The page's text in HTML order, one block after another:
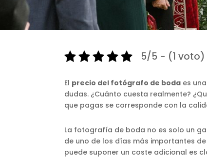
5/5 - (1 voto)
El precio del fotógrafo de boda es
dudas. ¿Cuánto cuesta realmente?
que pagas se corresponde con la
La fotografía de boda no es solo un
de uno de los días más importantes
puede suponer un coste adicional es